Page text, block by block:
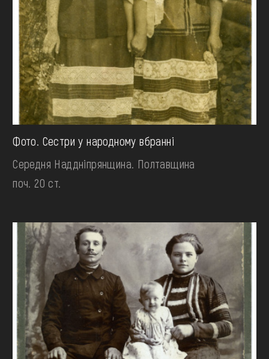
Фото. Сестри у народному вбранні
Середня Наддніпрянщина. Полтавщина
поч. 20 ст.